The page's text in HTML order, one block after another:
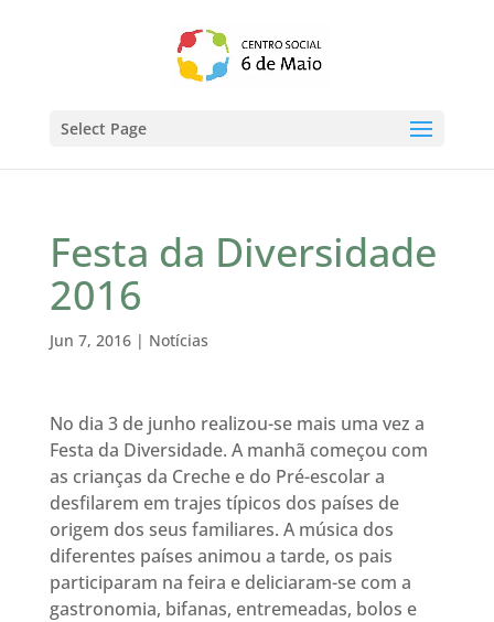
Select Page
Festa da Diversidade
2016
Jun 7, 2016| Notícias
No dia 3 de junho realizou-se mais uma vez a
Festa da Diversidade. A manhã começou com
as crianças da Creche e do Pré-escolar a
desfilarem em trajes típicos dos países de
origem dos seus familiares. A música dos
diferentes países animou a tarde, os pais
participaram na feira e deliciaram-se com a
gastronomia, bifanas, entremeadas, bolos e